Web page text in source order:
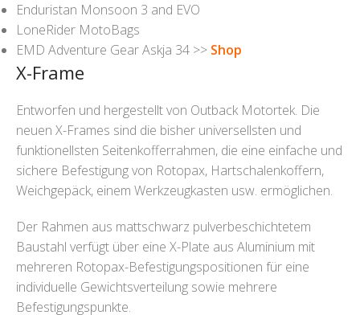
Enduristan Monsoon 3 and EVO
LoneRider MotoBags
EMD Adventure Gear Askja 34 >> Shop
X-Frame
Entworfen und hergestellt von Outback Motortek. Die
neuen X-Frames sind die bisher universellsten und
funktionellsten Seitenkofferrahmen, die eine einfache und
sichere Befestigung von Rotopax, Hartschalenkoffern,
Weichgepäck, einem Werkzeugkasten usw. ermöglichen.
Der Rahmen aus mattschwarz pulverbeschichtetem
Baustahl verfügt über eine X-Plate aus Aluminium mit
mehreren Rotopax-Befestigungspositionen für eine
individuelle Gewichtsverteilung sowie mehrere
Befestigungspunkte.